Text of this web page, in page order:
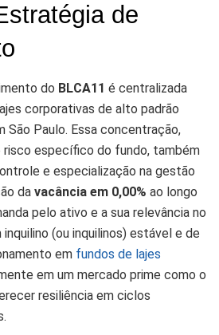
de
do BLCA11 é centralizada
corporativas de alto padrão
São Paulo. Essa concentração,
risco específico do fundo, também
e especialização na gestão
da vacância em 0,00% ao longo
pelo ativo e a sua relevância no
(ou inquilinos) estável e de
em fundos de lajes
em um mercado prime como o
resiliência em ciclos